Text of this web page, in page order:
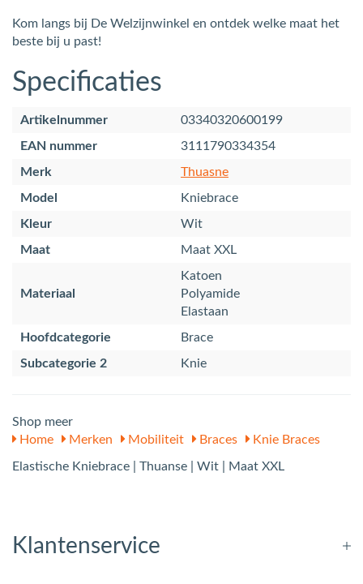
Kom langs bij De Welzijnwinkel en ontdek welke maat het
beste bij u past!
Specificaties
Artikelnummer
03340320600199
EAN nummer
3111790334354
Merk
Thuasne
Model
Kniebrace
Kleur
Wit
Maat
Maat XXL
Materiaal
Katoen
Polyamide
Elastaan
Hoofdcategorie
Brace
Subcategorie 2
Knie
Shop meer
Home
Merken Mobiliteit Braces Knie Braces
Elastische Kniebrace | Thuanse | Wit | Maat XXL
Klantenservice